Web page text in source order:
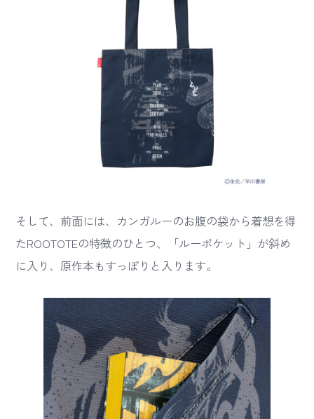
そして、前面には、カンガルーのお腹の袋から着想を得
たROOTOTEの特徴のひとつ、「ルーポケット」が斜め
に入り、原作本もすっぽりと入ります。